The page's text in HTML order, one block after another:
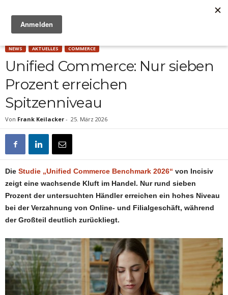
NEWS AKTUELLES COMMERCE
Unified Commerce: Nur sieben
Prozent erreichen
Spitzenniveau
Von Frank Keilacker - 25. März 2026
Die Studie „Unified Commerce Benchmark 2026“ von Incisiv
zeigt eine wachsende Kluft im Handel. Nur rund sieben
Prozent der untersuchten Händler erreichen ein hohes Niveau
bei der Verzahnung von Online- und Filialgeschäft, während
der Großteil deutlich zurückliegt.